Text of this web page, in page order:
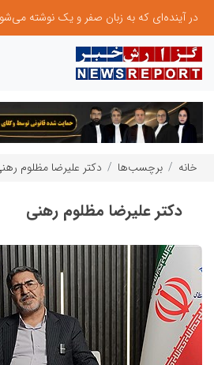
در آینده‌ای که به زبان صفر و یک نوشته می‌شود، سازمان‌های بی‌تحول، محکوم به فراموشی‌اند نوآوری و یادگیری دیجیتال؛ کلید
خانه برچسب‌ها دکتر علیرضا مظلوم
دکتر علیرضا مظلوم رهنی